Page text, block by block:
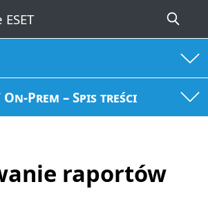
On-Prem – Spis treści
raportów